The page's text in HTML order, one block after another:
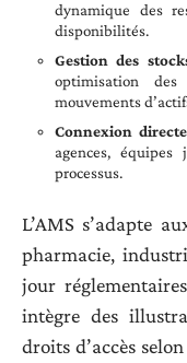
dynamique des
disponibilités.
Gestion des
optimisation
mouvements
Connexion
agences,
processus.
L’AMS s’adapte
pharmacie,
jour
intègre des
droits d’accès